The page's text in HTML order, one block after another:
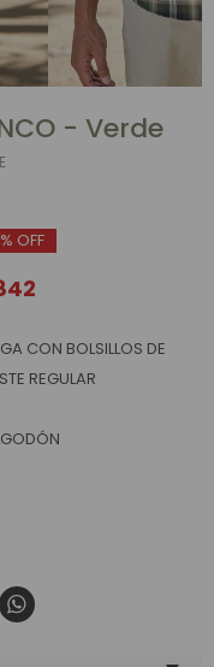
- Verde
CON BOLSILLOS DE
REGULAR
